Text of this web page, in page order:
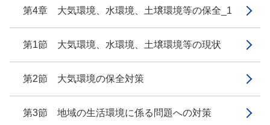
第4章 大気環境、水環境、土壌環境等の保全_1
第1節 大気環境、水環境、土壌環境等の現状
第2節 大気環境の保全対策
第3節 地域の生活環境に係る問題への対策